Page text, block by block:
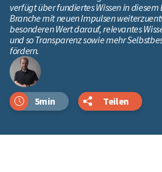
verfügt über fundiertes Wissen in diesem
Branche mit neuen Impulsen
besonderen Wert darauf, relevantes
und so Transparenz sowie mehr
fördern.
5min Teilen